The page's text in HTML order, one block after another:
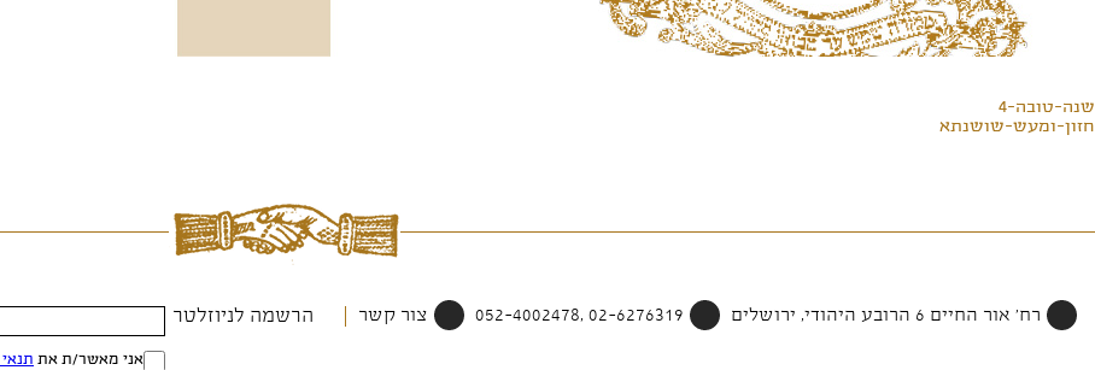
שנה-טובה-4
חזון-ומעש-שושנתא
רח' אור החיים 6 הרובע היהודי, ירושלים 02-6276319 ,052-4002478 צור קשר הרשמה לניוזלטר
אני מאשר/ת את